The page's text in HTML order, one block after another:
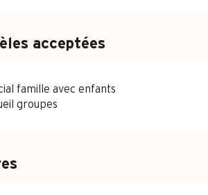
acceptées
famille avec enfants
groupes